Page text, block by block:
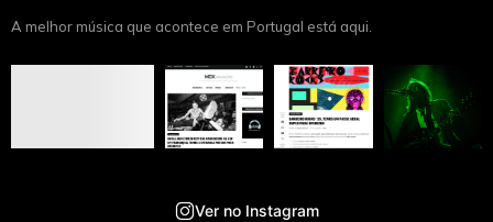
A melhor música que acontece em Portugal está aqui.
Ver no Instagram